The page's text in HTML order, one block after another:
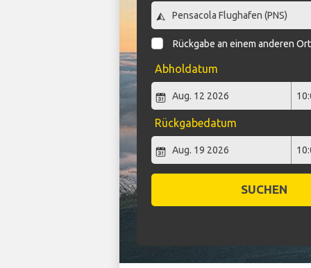
Rückgabe an einem anderen Ort
Abholdatum
Rückgabedatum
SUCHEN